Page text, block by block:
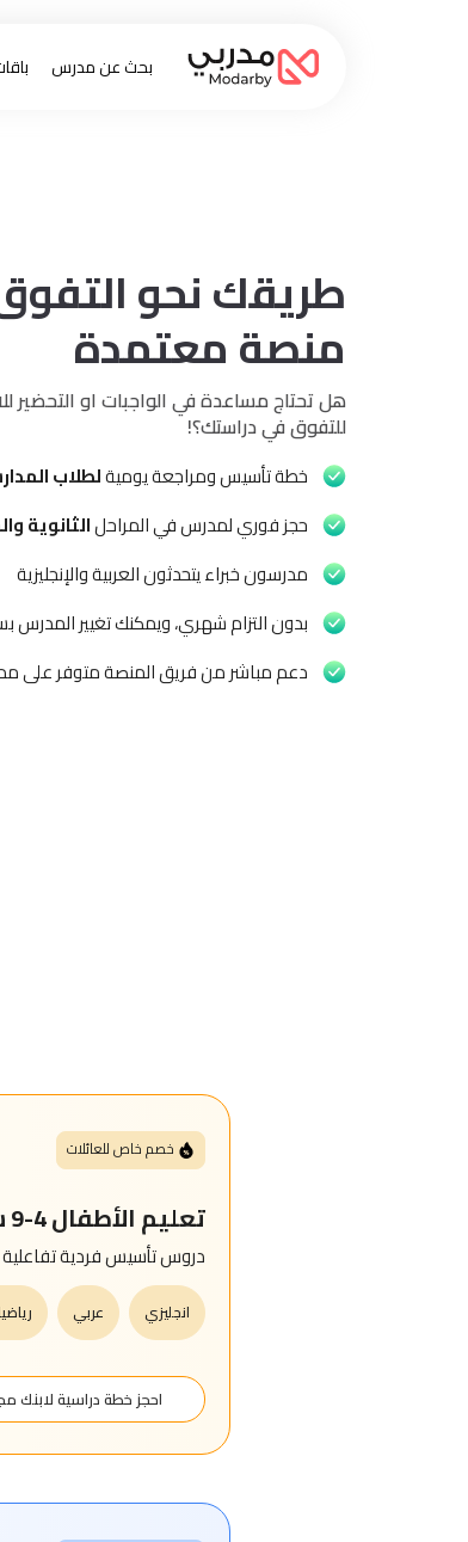
بحث عن مدرس
طريقك نحو
منصةمعتمدة
هل تحتاج مساعدة في الواجبات او التحضير
للتفوق في دراستك؟!
خطة تأسيس ومراجعة يوميةلطلاب
حجز فوري لمدرس في المراحلالثانوية
مدرسون خبراء يتحدثون العربية والإنجليزية
بدون التزام شهري، ويمكنك تغيير المدرس
دعم مباشر من فريق المنصة متوفر على
خصم خاص للعائلات
تعليم الأطفال 4-9 سنوات
دروس تأسيس فردية
انجليزي عربي
احجز خطة دراسية لابنك